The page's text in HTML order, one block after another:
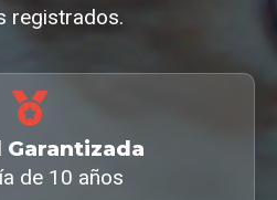
registrados.
Garantizada
de 10 años